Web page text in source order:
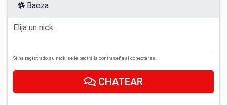
Baeza
Elija un nick:
Si ha registrado su nick, se le pedirá la contraseña al conectarse.
CHATEAR